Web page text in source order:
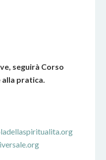
seguirà Corso
pratica.